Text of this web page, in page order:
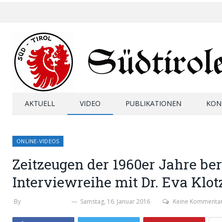
AKTUELL VIDEO PUBLIKATIONEN
ONLINE-VIDEOS
Zeitzeugen der 1960er Jahre
Interviewreihe mit Dr. Eva
By Samstag, 16. Januar 2016 Keine